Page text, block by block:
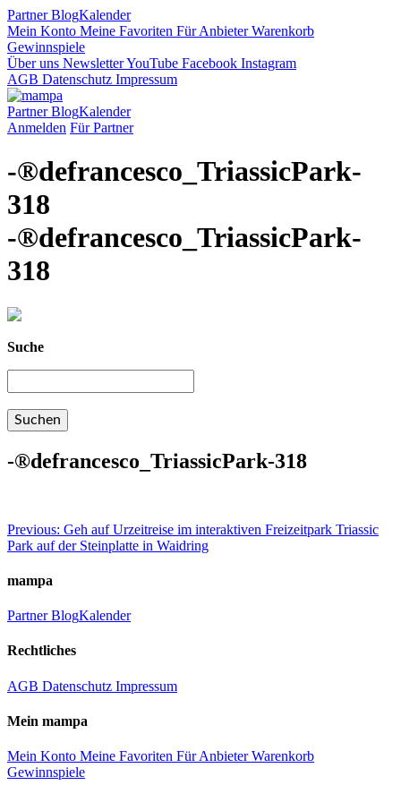
PartnerBlogKalender
Mein Konto Meine Favoriten Für AnbieterWarenkorb
Gewinnspiele
Über uns NewsletterYouTube Facebook Instagram
AGB Datenschutz Impressum
PartnerBlogKalender
Anmelden Für Partner
-®defrancesco_TriassicPark-
318
-®defrancesco_TriassicPark-
318
Suche
-®defrancesco_TriassicPark-318
Beitragsnavigation
Previous: Geh auf Urzeitreise im interaktiven Freizeitpark Triassic
Park auf der Steinplatte in Waidring
mampa
PartnerBlogKalender
Rechtliches
AGB Datenschutz Impressum
Mein mampa
Mein Konto Meine Favoriten Für AnbieterWarenkorb
Gewinnspiele